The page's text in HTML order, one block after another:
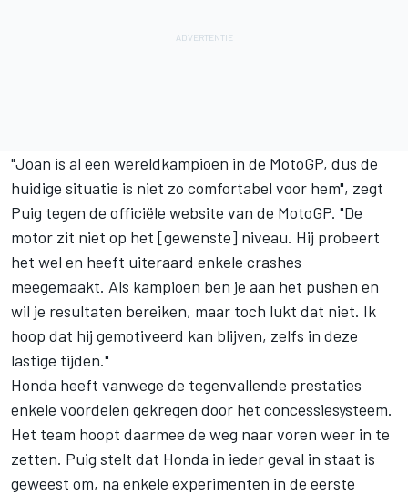
"Joan is al een wereldkampioen in de MotoGP, dus de
huidige situatie is niet zo comfortabel voor hem", zegt
Puig tegen de officiële website van de MotoGP. "De
motor zit niet op het [gewenste] niveau. Hij probeert
het wel en heeft uiteraard enkele crashes
meegemaakt. Als kampioen ben je aan het pushen en
wil je resultaten bereiken, maar toch lukt dat niet. Ik
hoop dat hij gemotiveerd kan blijven, zelfs in deze
lastige tijden."
Honda heeft vanwege de tegenvallende prestaties
enkele voordelen gekregen door het concessiesysteem.
Het team hoopt daarmee de weg naar voren weer in te
zetten. Puig stelt dat Honda in ieder geval in staat is
geweest om, na enkele experimenten in de eerste